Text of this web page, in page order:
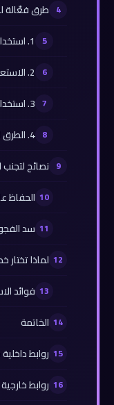
طرق فعّالة
1. استخدام المصائد
2. الاستعانة بشركات متخصصة
3. استخدام المواد الكيميائية
4. الطرق الطبيعية
نصائح لتجنب
الحفاظ
سد
لماذا
فوائد
الخاتمة
روابط
روابط